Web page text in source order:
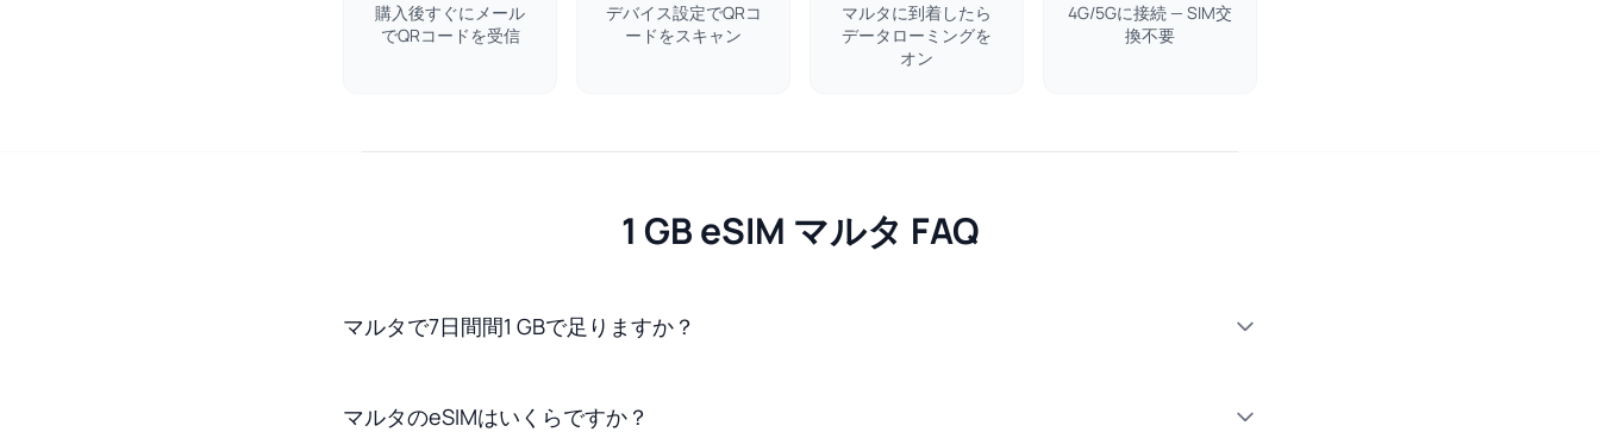
購入後すぐにメール
でQRコードを受信
デバイス設定でQRコ
ードをスキャン
マルタに到着したら
データローミングを
オン
4G/5Gに接続 — SIM交
換不要
1 GB eSIM マルタ FAQ
マルタで7日間間1 GBで足りますか？
マルタのeSIMはいくらですか？